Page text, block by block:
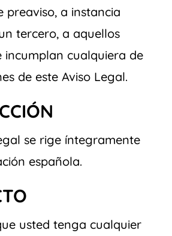
preaviso, a instancia
tercero, a aquellos
incumplan cualquiera de
de este Aviso Legal.
se rige íntegramente
española.
usted tenga cualquier